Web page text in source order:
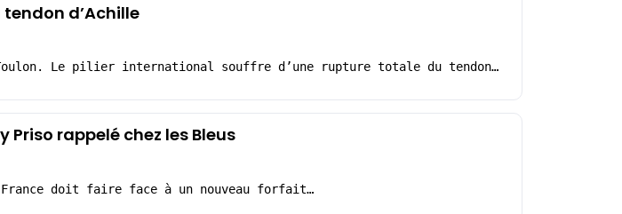
d’Achille
Toulon. Le pilier international souffre d’une rupture totale du tendon…
rappelé chez les Bleus
France doit faire face à un nouveau forfait…